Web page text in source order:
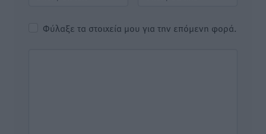
Φύλαξε τα στοιχεία μου για την επόμενη φορά.